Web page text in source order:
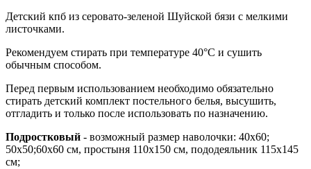
Детский кпб из серовато-зеленой Шуйской бязи с мелкими
листочками.
Рекомендуем стирать при температуре 40°С и сушить
обычным способом.
Перед первым использованием необходимо обязательно
стирать детский комплект постельного белья, высушить,
отгладить и только после использовать по назначению.
Подростковый - возможный размер наволочки: 40х60;
50х50;60х60 см, простыня 110х150 см, пододеяльник 115х145
см;